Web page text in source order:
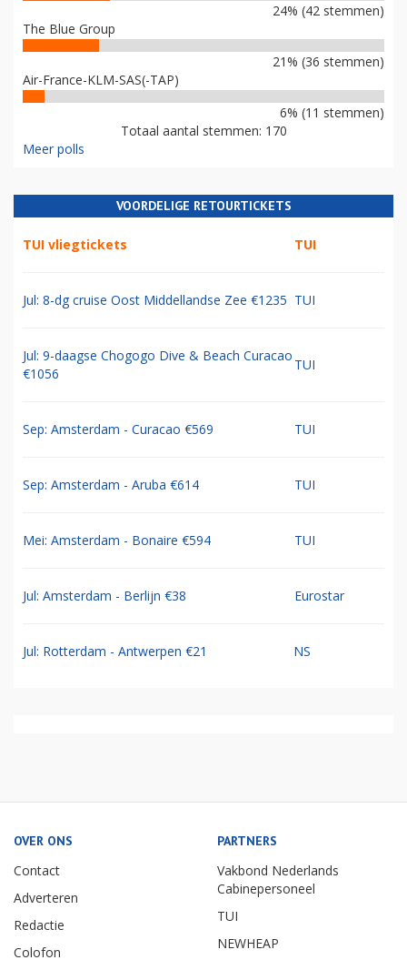
24% (42 stemmen)
The Blue Group
21% (36 stemmen)
Air-France-KLM-SAS(-TAP)
6% (11 stemmen)
Totaal aantal stemmen: 170
Meer polls
VOORDELIGE RETOURTICKETS
TUI vliegtickets TUI
Jul: 8-dg cruise Oost Middellandse Zee €1235 TUI
Jul: 9-daagse Chogogo Dive & Beach Curacao
€1056
TUI
Sep: Amsterdam - Curacao €569 TUI
Sep: Amsterdam - Aruba €614 TUI
Mei: Amsterdam - Bonaire €594 TUI
Jul: Amsterdam - Berlijn €38 Eurostar
Jul: Rotterdam - Antwerpen €21 NS
OVER ONS
Contact
Adverteren
Redactie
Colofon
PARTNERS
Vakbond Nederlands
Cabinepersoneel
TUI
NEWHEAP